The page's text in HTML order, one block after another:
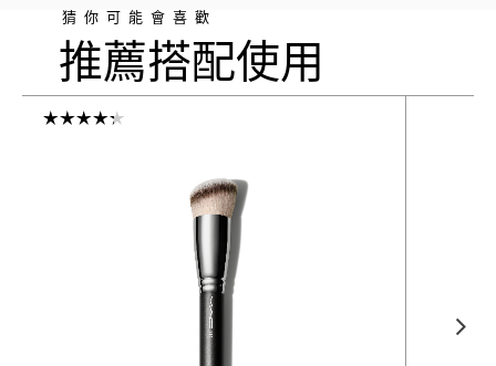
猜你可能會喜歡
推薦搭配使用